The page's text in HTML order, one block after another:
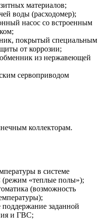
материалов;
воды (расходомер);
насос со встроенным
покрытый специальным
от коррозии;
из нержавеющей
сервоприводом
коллекторам.
в системе
«теплые полы»);
(возможность
поддержание заданной
и ГВС;